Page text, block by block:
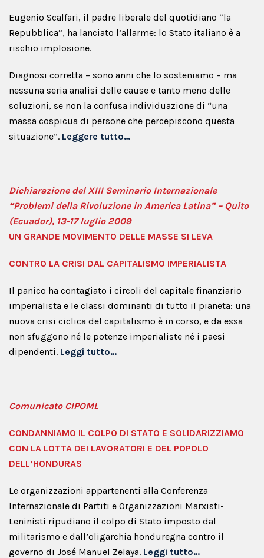
Eugenio Scalfari, il padre liberale del quotidiano “la
Repubblica”, ha lanciato l’allarme: lo Stato italiano è a
rischio implosione.
Diagnosi corretta – sono anni che lo sosteniamo – ma
nessuna seria analisi delle cause e tanto meno delle
soluzioni, se non la confusa individuazione di “una
massa cospicua di persone che percepiscono questa
situazione”. Leggere tutto…
Dichiarazione del XIII Seminario Internazionale
“Problemi della Rivoluzione in America Latina” – Quito
(Ecuador), 13-17 luglio 2009
UN GRANDE MOVIMENTO DELLE MASSE SI LEVA
CONTRO LA CRISI DAL CAPITALISMO IMPERIALISTA
Il panico ha contagiato i circoli del capitale finanziario
imperialista e le classi dominanti di tutto il pianeta: una
nuova crisi ciclica del capitalismo è in corso, e da essa
non sfuggono né le potenze imperialiste né i paesi
dipendenti. Leggi tutto…
Comunicato CIPOML
CONDANNIAMO IL COLPO DI STATO E SOLIDARIZZIAMO
CON LA LOTTA DEI LAVORATORI E DEL POPOLO
DELL’HONDURAS
Le organizzazioni appartenenti alla Conferenza
Internazionale di Partiti e Organizzazioni Marxisti-
Leninisti ripudiano il colpo di Stato imposto dal
militarismo e dall’oligarchia honduregna contro il
governo di José Manuel Zelaya. Leggi tutto…